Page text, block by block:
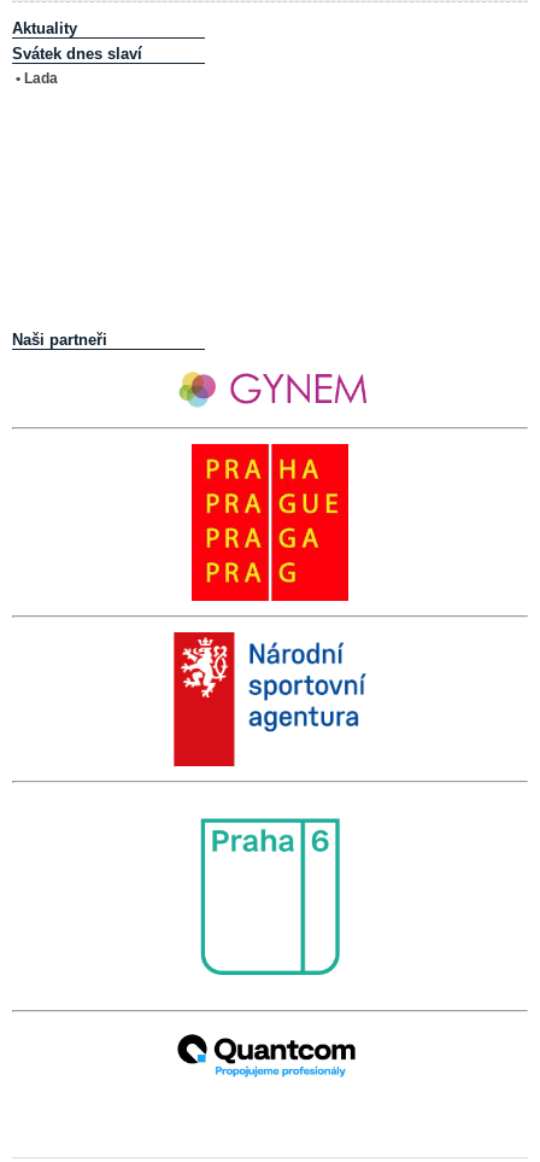
Aktuality
Svátek dnes slaví
• Lada
Naši partneři